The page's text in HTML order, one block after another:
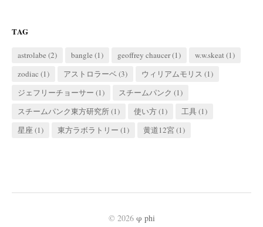
TAG
astrolabe (2) bangle (1) geoffrey chaucer(1) w.w.skeat(1)
zodiac (1) アストロラーベ(3) ウィリアムモリス (1)
ジェフリーチョーサー (1) スチームパンク (1)
スチームパンク東方研究所(1) 使い方(1) 工具(1)
星座 (1) 東方ラボラトリー (1) 黄道12宮(1)
© 2026 φ phi